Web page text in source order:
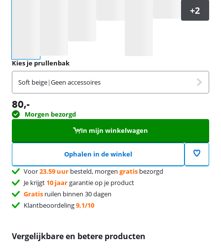
Kies je prullenbak
Soft beige|Geen accessoires
80,-
Morgen bezorgd
In mijn winkelwagen
Ophalen in de winkel
Voor23.59 uur besteld, morgen gratis bezorgd
Je krijgt 10 jaargarantie op je product
Gratis ruilen binnen 30 dagen
Klantbeoordeling9,1/10
Vergelijkbare en betere producten